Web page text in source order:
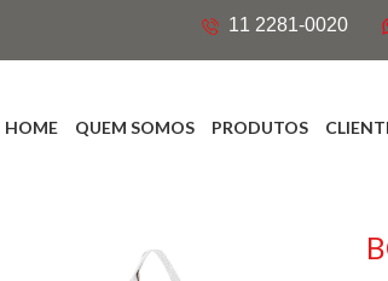
11 2281-0020
HOME QUEM SOMOS PRODUTOS